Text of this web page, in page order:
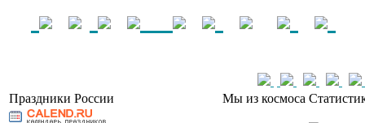
Праздники России Мы из космоса